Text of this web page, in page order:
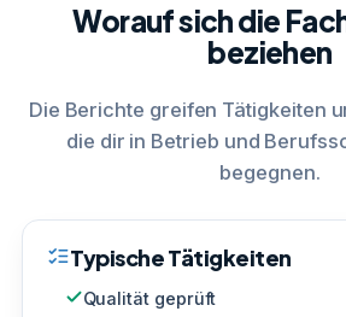
Worauf sich die
beziehen
Die Berichte greifen Tätigkeiten
die dir in Betrieb und
begegnen.
Typische Tätigkeiten
Qualität geprüft